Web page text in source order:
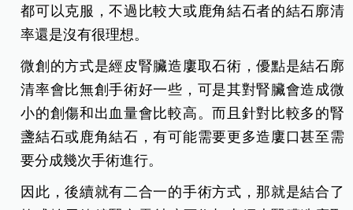
都可以克服，不過比較大或鹿角結石者的結石廓清
率還是沒有很理想。
微創的方式是經皮腎臟造廔取石術，優點是結石廓
清率會比無創手術好一些，可是其對腎臟會造成微
小的創傷和出血量會比較高。而且針對比較多的腎
盞結石或鹿角結石，有可能需要更多造廔口甚至需
要分成幾次手術進行。
因此，後續就有二合一的手術方式，那就是結合了